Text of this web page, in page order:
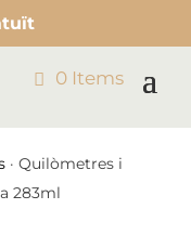
0 Items
· Quilòmetres i
283ml